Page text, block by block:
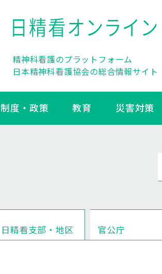
精神科看護のプラットフォーム
日本精神科看護協会の総合情報サイト
制度・政策 教育 災害対策
日精看支部・地区 官公庁